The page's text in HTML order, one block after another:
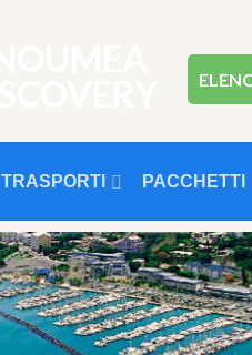
TRASPORTI PACCHETTI